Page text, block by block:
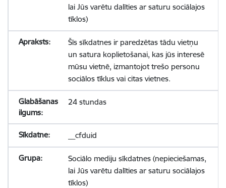
lai Jūs varētu dalīties ar saturu sociālajos
tīklos)
Šīs sīkdatnes ir paredzētas tādu vietņu
un satura koplietošanai, kas jūs interesē
mūsu vietnē, izmantojot trešo personu
sociālos tīklus vai citas vietnes.
24 stundas
__cfduid
Sociālo mediju sīkdatnes (nepieciešamas,
lai Jūs varētu dalīties ar saturu sociālajos
tīklos)